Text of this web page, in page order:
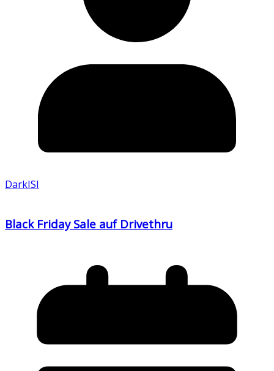
DarkISI
Black Friday Sale auf Drivethru